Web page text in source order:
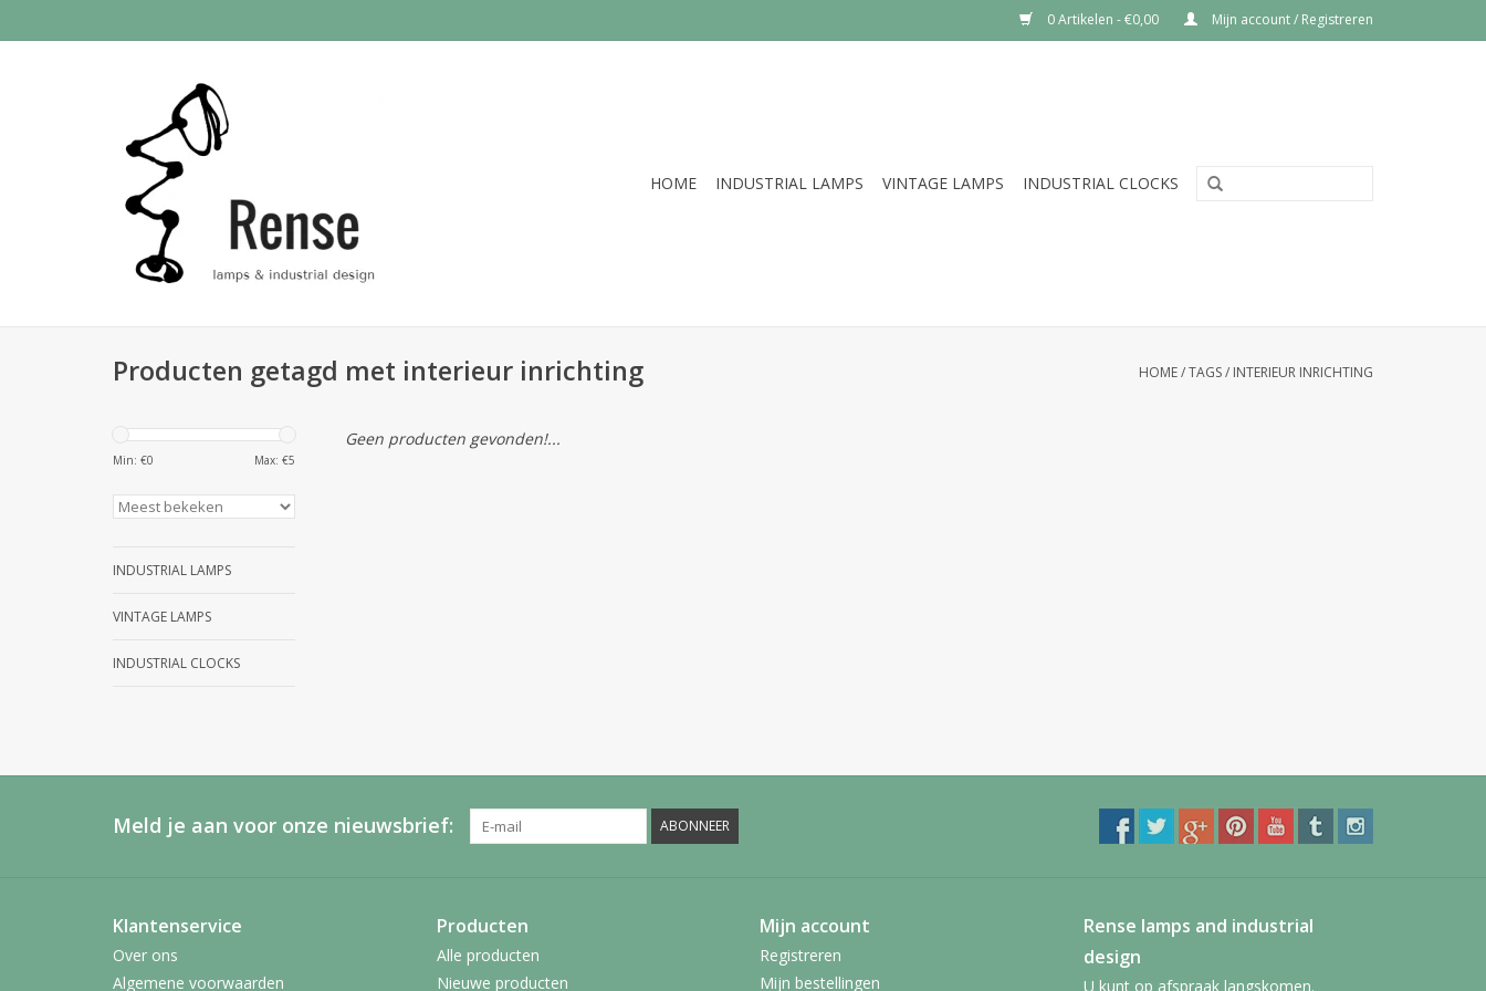
0 Artikelen - €0,00 Mijn account / Registreren
HOME INDUSTRIAL LAMPS VINTAGE LAMPS INDUSTRIAL CLOCKS
Producten getagd met interieur inrichting HOME/TAGS/ INTERIEUR INRICHTING
Min: €0 Max: €5
INDUSTRIAL LAMPS
VINTAGE LAMPS
INDUSTRIAL CLOCKS
Geen producten gevonden!...
Meld je aan voor onze nieuwsbrief: ABONNEER
Klantenservice
Over ons
Algemene voorwaarden
Producten
Alle producten
Nieuwe producten
Mijn account
Registreren
Mijn bestellingen
Rense lamps and industrial
design
U kunt op afspraak langskomen.